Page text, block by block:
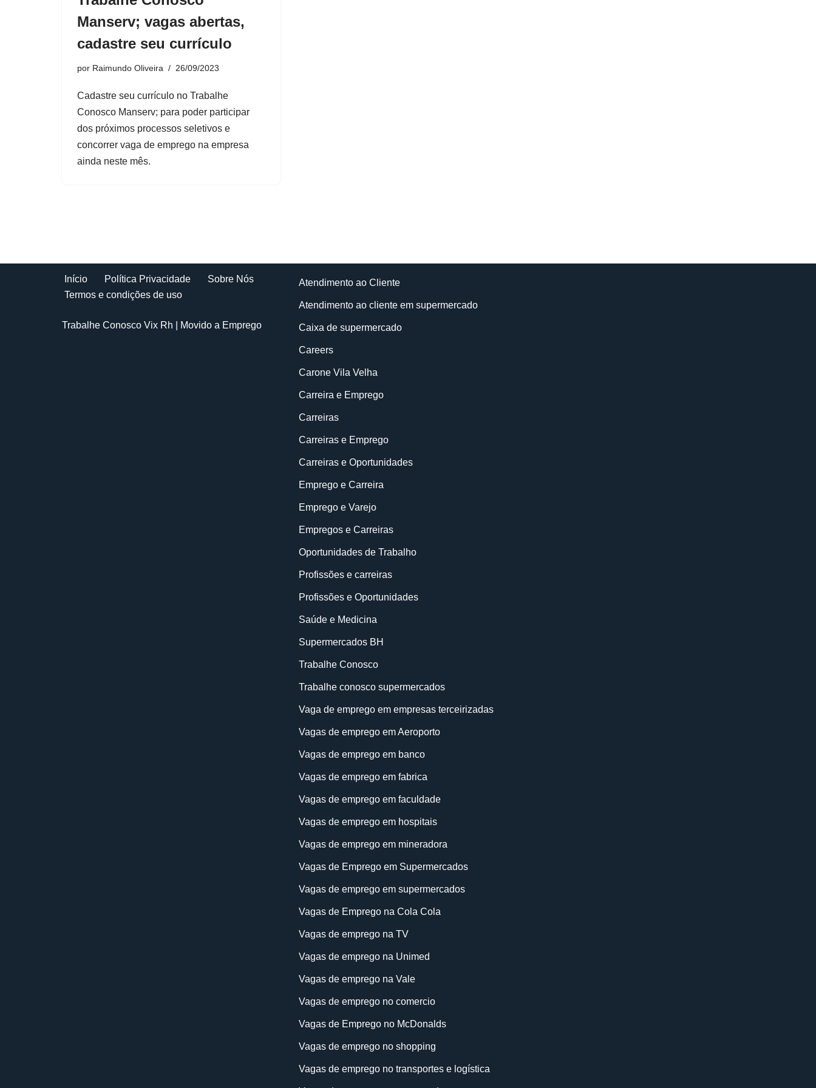
Manserv; vagas abertas,
cadastre seu currículo
por Raimundo Oliveira 26/09/2023
Cadastre seu currículo no Trabalhe
Conosco Manserv; para poder participar
dos próximos processos seletivos e
concorrer vaga de emprego na empresa
ainda neste mês.
Início Política Privacidade
Sobre Nós
Termos e condições de uso
Trabalhe Conosco Vix Rh | Movido a Emprego
Atendimento ao Cliente
Atendimento ao cliente em supermercado
Caixa de supermercado
Careers
Carone Vila Velha
Carreira e Emprego
Carreiras
Carreiras e Emprego
Carreiras e Oportunidades
Emprego e Carreira
Emprego e Varejo
Empregos e Carreiras
Oportunidades de Trabalho
Profissões e carreiras
Profissões e Oportunidades
Saúde e Medicina
Supermercados BH
Trabalhe Conosco
Trabalhe conosco supermercados
Vaga de emprego em empresas terceirizadas
Vagas de emprego em Aeroporto
Vagas de emprego em banco
Vagas de emprego em fabrica
Vagas de emprego em faculdade
Vagas de emprego em hospitais
Vagas de emprego em mineradora
Vagas de Emprego em Supermercados
Vagas de emprego em supermercados
Vagas de Emprego na Cola Cola
Vagas de emprego na TV
Vagas de emprego na Unimed
Vagas de emprego na Vale
Vagas de emprego no comercio
Vagas de Emprego no McDonalds
Vagas de emprego no shopping
Vagas de emprego no transportes e logística